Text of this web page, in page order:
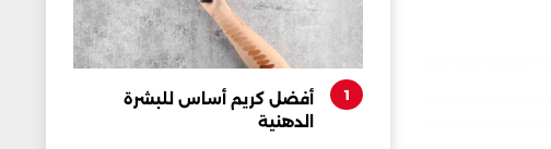
1
أفضل كريم أساس للبشرة
الدهنية